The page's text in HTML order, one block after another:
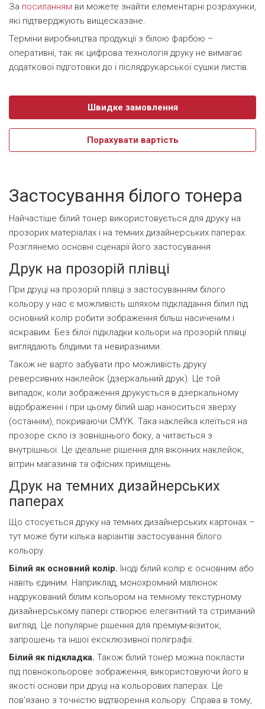
За посиланням ви можете знайти елементарні розрахунки,
які підтверджують вищесказане.
Терміни виробництва продукції з білою фарбою –
оперативні, так як цифрова технологія друку не вимагає
додаткової підготовки до і післядрукарської сушки листів.
Швидке замовлення
Порахувати вартість
Застосування білого тонера
Найчастіше білий тонер використовується для друку на
прозорих матеріалах і на темних дизайнерських паперах.
Розглянемо основні сценарії його застосування.
Друк на прозорій плівці
При друці на прозорій плівці з застосуванням білого
кольору у нас є можливість шляхом підкладання білил під
основний колір робити зображення більш насиченим і
яскравим. Без білої підкладки кольори на прозорій плівці
виглядають блідими та невиразними.
Також не варто забувати про можливість друку
реверсивних наклейок (дзеркальний друк). Це той
випадок, коли зображення друкується в дзеркальному
відображенні і при цьому білий шар наноситься зверху
(останнім), покриваючи CMYK. Така наклейка клеїться на
прозоре скло із зовнішнього боку, а читається з
внутрішньої. Це ідеальне рішення для віконних наклейок,
вітрин магазинів та офісних приміщень.
Друк на темних дизайнерських
паперах
Що стосується друку на темних дизайнерських картонах –
тут може бути кілька варіантів застосування білого
кольору.
Білий як основний колір. Іноді білий колір є основним або
навіть єдиним. Наприклад, монохромний малюнок
надрукований білим кольором на темному текстурному
дизайнерському папері створює елегантний та стриманий
вигляд. Це популярне рішення для преміум-візиток,
запрошень та іншої ексклюзивної поліграфії.
Білий як підкладка. Також білий тонер можна покласти
під повнокольорове зображення, використовуючи його в
якості основи при друці на кольорових паперах. Це
пов'язано з точністю відтворення кольору. Справа в тому,